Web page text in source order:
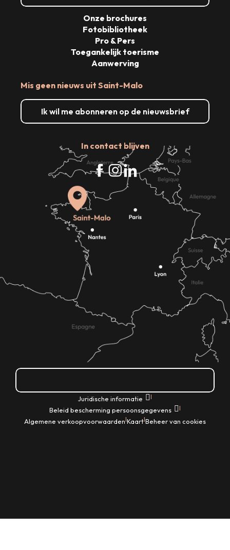
Mis geen nieuws uit Saint-Malo
Ik wil me abonneren op de nieuwsbrief
In contact blijven
Onze brochures
Fotobibliotheek
Pro & Pers
Toegankelijk toerisme
Aanwerving
Juridische informatie |
Beleid bescherming persoonsgegevens |
Algemene verkoopvoorwaarden|Kaart|Beheer van cookies